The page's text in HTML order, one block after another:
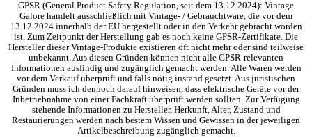
GPSR (General Product Safety Regulation, seit dem 13.12.2024): Vintage
Galore handelt ausschließlich mit Vintage- / Gebrauchtware, die vor dem
13.12.2024 innerhalb der EU hergestellt oder in den Verkehr gebracht worden
ist. Zum Zeitpunkt der Herstellung gab es noch keine GPSR-Zertifikate. Die
Hersteller dieser Vintage-Produkte existieren oft nicht mehr oder sind teilweise
unbekannt. Aus diesen Gründen können nicht alle GPSR-relevanten
Informationen ausfindig und zugänglich gemacht werden. Alle Waren werden
vor dem Verkauf überprüft und falls nötig instand gesetzt. Aus juristischen
Gründen muss ich dennoch darauf hinweisen, dass elektrische Geräte vor der
Inbetriebnahme von einer Fachkraft überprüft werden sollten. Zur Verfügung
stehende Informationen zu Hersteller, Herkunft, Alter, Zustand und
Restaurierungen werden nach bestem Wissen und Gewissen in der jeweiligen
Artikelbeschreibung zugänglich gemacht.